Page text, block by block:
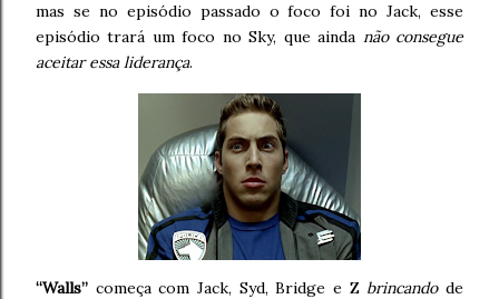
mas se no episódio passado o foco foi no Jack, esse
episódio trará um foco no Sky, que ainda não consegue
aceitar essa liderança.
“Walls” começa com Jack, Syd, Bridge e Z brincandode